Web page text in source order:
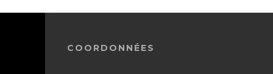
COORDONNÉES